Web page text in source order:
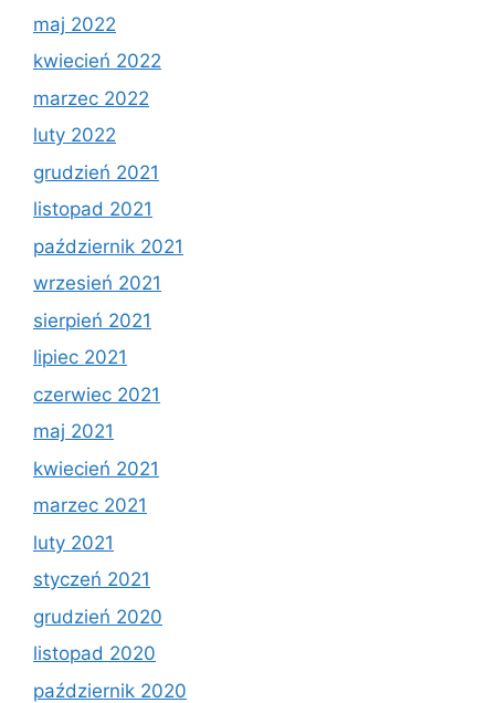
maj 2022
kwiecień 2022
marzec 2022
luty 2022
grudzień 2021
listopad 2021
październik 2021
wrzesień 2021
sierpień 2021
lipiec 2021
czerwiec 2021
maj 2021
kwiecień 2021
marzec 2021
luty 2021
styczeń 2021
grudzień 2020
listopad 2020
październik 2020